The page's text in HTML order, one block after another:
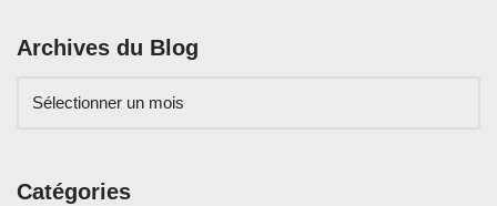
Archives du Blog
Catégories